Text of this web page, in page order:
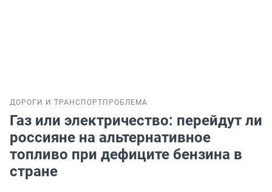
ДОРОГИ И ТРАНСПОРТ ПРОБЛЕМА
Газ или электричество: перейдут ли
россияне на альтернативное
топливо при дефиците бензина в
стране